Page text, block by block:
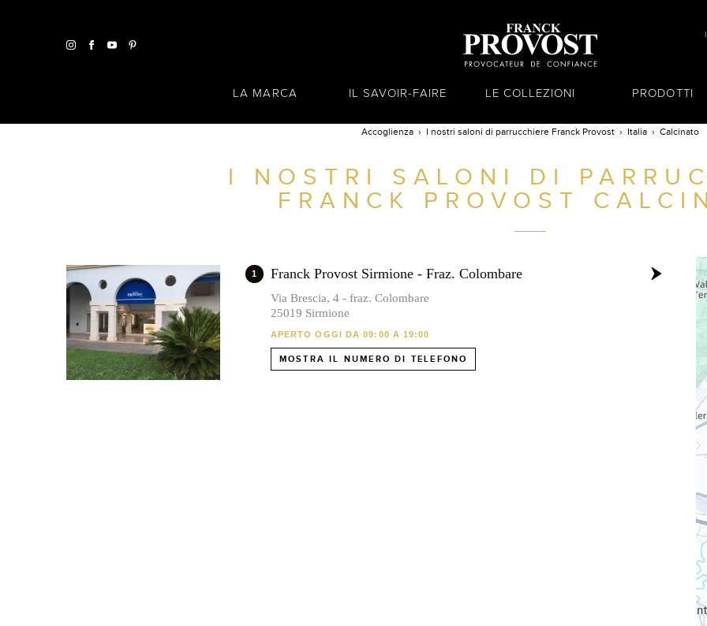
Accoglienza I nostri saloni di parrucchiere Franck Provost Italia Calcinato
I NOSTRI SALONI DI
FRANCK PROVOST
1 Franck Provost Sirmione - Fraz. Colombare
Via Brescia, 4 - fraz. Colombare
25019 Sirmione
APERTO OGGI DA 09:00 A 19:00
MOSTRA IL NUMERO DI TELEFONO
LA MARCA IL SAVOIR-FAIRE LE COLLEZIONI PRODOTTI